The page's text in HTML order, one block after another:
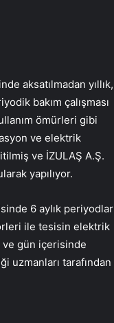
aksatılmadan yıllık,
bakım çalışması
ömürleri gibi
ve elektrik
ve İZULAŞ A.Ş.
yapılıyor.
6 aylık periyodlar
ile tesisin elektrik
ve gün içerisinde
uzmanları tarafından